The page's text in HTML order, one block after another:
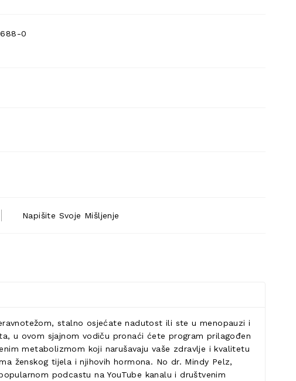
0
Napišite Svoje Mišljenje
stalno osjećate nadutost ili ste u menopauzi i
u ovom sjajnom vodiču pronaći ćete program prilagođen
metabolizmom koji narušavaju vaše zdravlje i kvalitetu
ženskog tijela i njihovih hormona. No dr. Mindy Pelz,
podcastu na YouTube kanalu i društvenim